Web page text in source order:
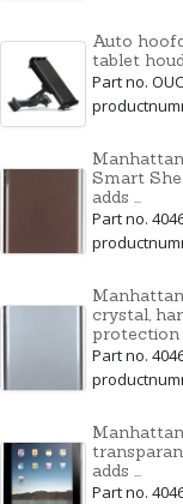
Auto
tablet
Part no.
Smart
adds ...
Part no.
crystal,
protection
Part no.
adds ...
Part no.